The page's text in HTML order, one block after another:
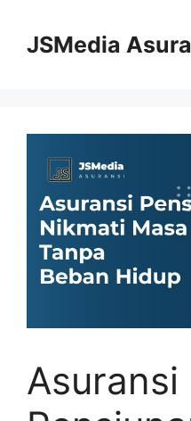
contentJSMedia
Asuransi